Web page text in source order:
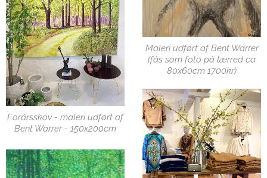
Maleri udført af Bent Warrer
(fås som foto på lærred ca
80x60cm 1700kr)
Forårsskov - maleri udført af
Bent Warrer - 150x200cm